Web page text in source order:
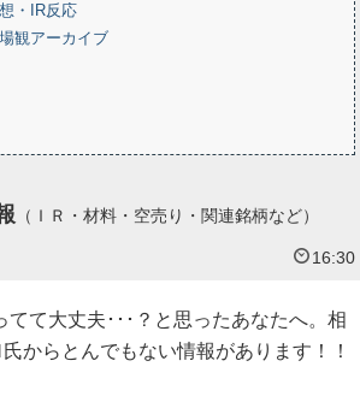
・IR反応
観アーカイブ
（ＩＲ・材料・空売り・関連銘柄など）
16:30
てて大丈夫･･･？と思ったあなたへ。相
からとんでもない情報があります！！